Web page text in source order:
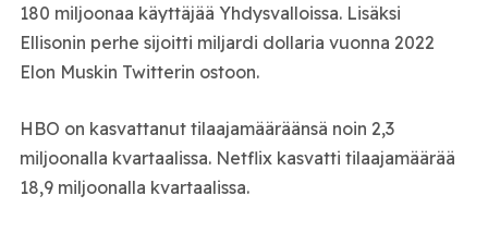
180 miljoonaa käyttäjää Yhdysvalloissa. Lisäksi
Ellisonin perhe sijoitti miljardi dollaria vuonna 2022
Elon Muskin Twitterin ostoon.
HBO on kasvattanut tilaajamääräänsä noin 2,3
miljoonalla kvartaalissa. Netflix kasvatti tilaajamäärää
18,9 miljoonalla kvartaalissa.